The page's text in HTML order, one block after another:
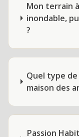
Mon terrain
inondable,
?
Quel type
maison des
Passion